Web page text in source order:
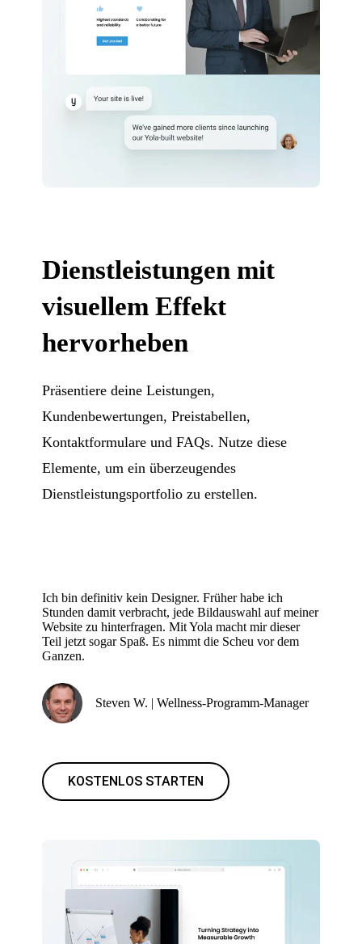
Dienstleistungen mit
visuellem Effekt
hervorheben
Präsentiere deine Leistungen,
Kundenbewertungen, Preistabellen,
Kontaktformulare und FAQs. Nutze diese
Elemente, um ein überzeugendes
Dienstleistungsportfolio zu erstellen.
Ich bin definitiv kein Designer. Früher habe ich
Stunden damit verbracht, jede Bildauswahl auf meiner
Website zu hinterfragen. Mit Yola macht mir dieser
Teil jetzt sogar Spaß. Es nimmt die Scheu vor dem
Ganzen.
Steven W. | Wellness-Programm-Manager
KOSTENLOS STARTEN